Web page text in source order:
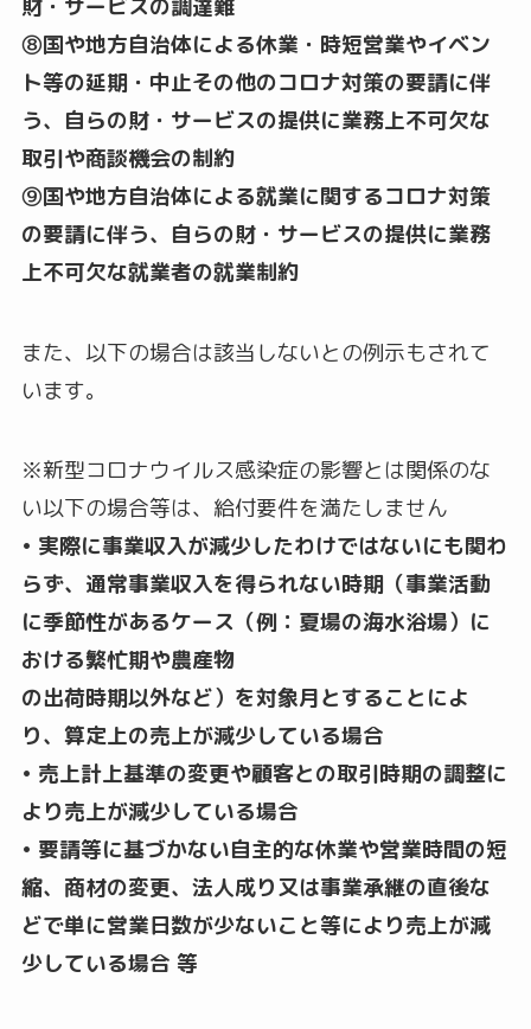
財・サービスの調達難
⑧国や地方自治体による休業・時短営業やイベン
ト等の延期・中止その他のコロナ対策の要請に伴
う、自らの財・サービスの提供に業務上不可欠な
取引や商談機会の制約
⑨国や地方自治体による就業に関するコロナ対策
の要請に伴う、自らの財・サービスの提供に業務
上不可欠な就業者の就業制約
また、以下の場合は該当しないとの例示もされて
います。
※新型コロナウイルス感染症の影響とは関係のな
い以下の場合等は、給付要件を満たしません
• 実際に事業収入が減少したわけではないにも関わ
らず、通常事業収入を得られない時期（事業活動
に季節性があるケース（例：夏場の海水浴場）に
おける繁忙期や農産物
の出荷時期以外など）を対象月とすることによ
り、算定上の売上が減少している場合
• 売上計上基準の変更や顧客との取引時期の調整に
より売上が減少している場合
• 要請等に基づかない自主的な休業や営業時間の短
縮、商材の変更、法人成り又は事業承継の直後な
どで単に営業日数が少ないこと等により売上が減
少している場合 等